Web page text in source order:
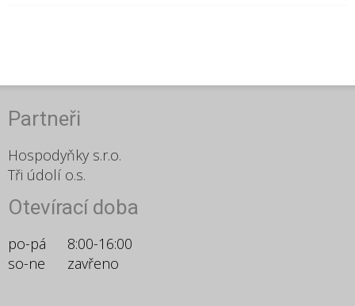
Partneři
Hospodyňky s.r.o.
Tři údolí o.s.
Otevírací doba
po-pá
8:00-16:00
so-ne
zavřeno